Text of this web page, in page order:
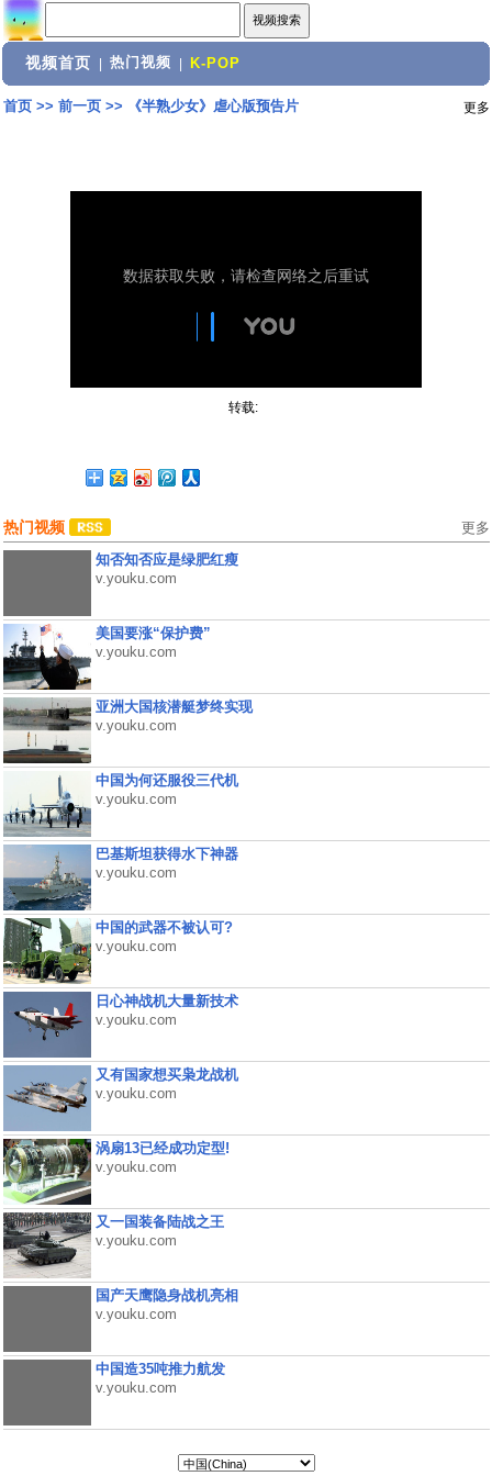
视频首页 热门视频 K-POP
首页>> 前一页>> 《半熟少女》虐心版预告片 更多
转载:
热门视频 更多
知否知否应是绿肥红瘦
v.youku.com
美国要涨“保护费”
v.youku.com
亚洲大国核潜艇梦终实现
v.youku.com
中国为何还服役三代机
v.youku.com
巴基斯坦获得水下神器
v.youku.com
中国的武器不被认可?
v.youku.com
日心神战机大量新技术
v.youku.com
又有国家想买枭龙战机
v.youku.com
涡扇13已经成功定型!
v.youku.com
又一国装备陆战之王
v.youku.com
国产天鹰隐身战机亮相
v.youku.com
中国造35吨推力航发
v.youku.com